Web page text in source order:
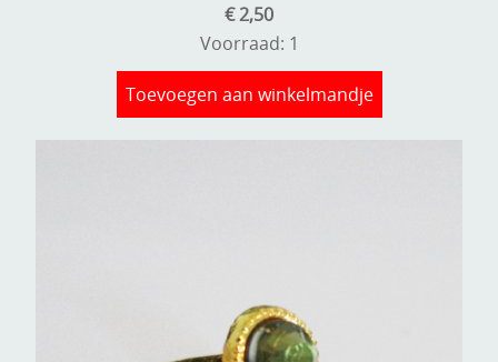
€ 2,50
Voorraad: 1
Toevoegen aan winkelmandje